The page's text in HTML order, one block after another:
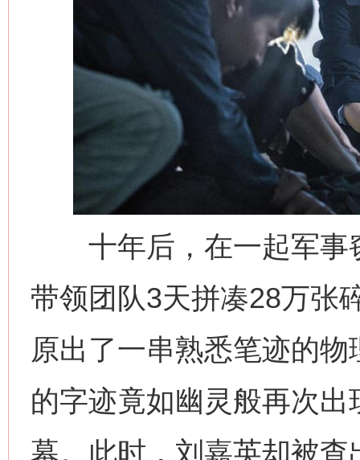
十年后，在一起军事
带领团队3天拼凑28万张
原出了一串熟悉笔迹的
的字迹竟如幽灵般再次
幕。此时，刘嘉英却被